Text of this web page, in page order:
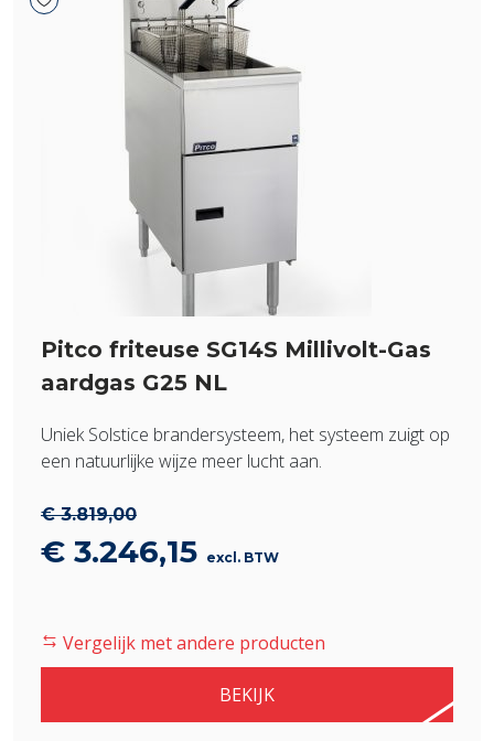
Pitco friteuse SG14S Millivolt-Gas
aardgas G25 NL
Uniek Solstice brandersysteem, het systeem zuigt op
een natuurlijke wijze meer lucht aan.
€3.819,00
Oorspronkelijke
was:
€ 3.246,15Huidige
is:
€ 3.246,15.
excl. BTW
Vergelijk met andere producten
BEKIJK